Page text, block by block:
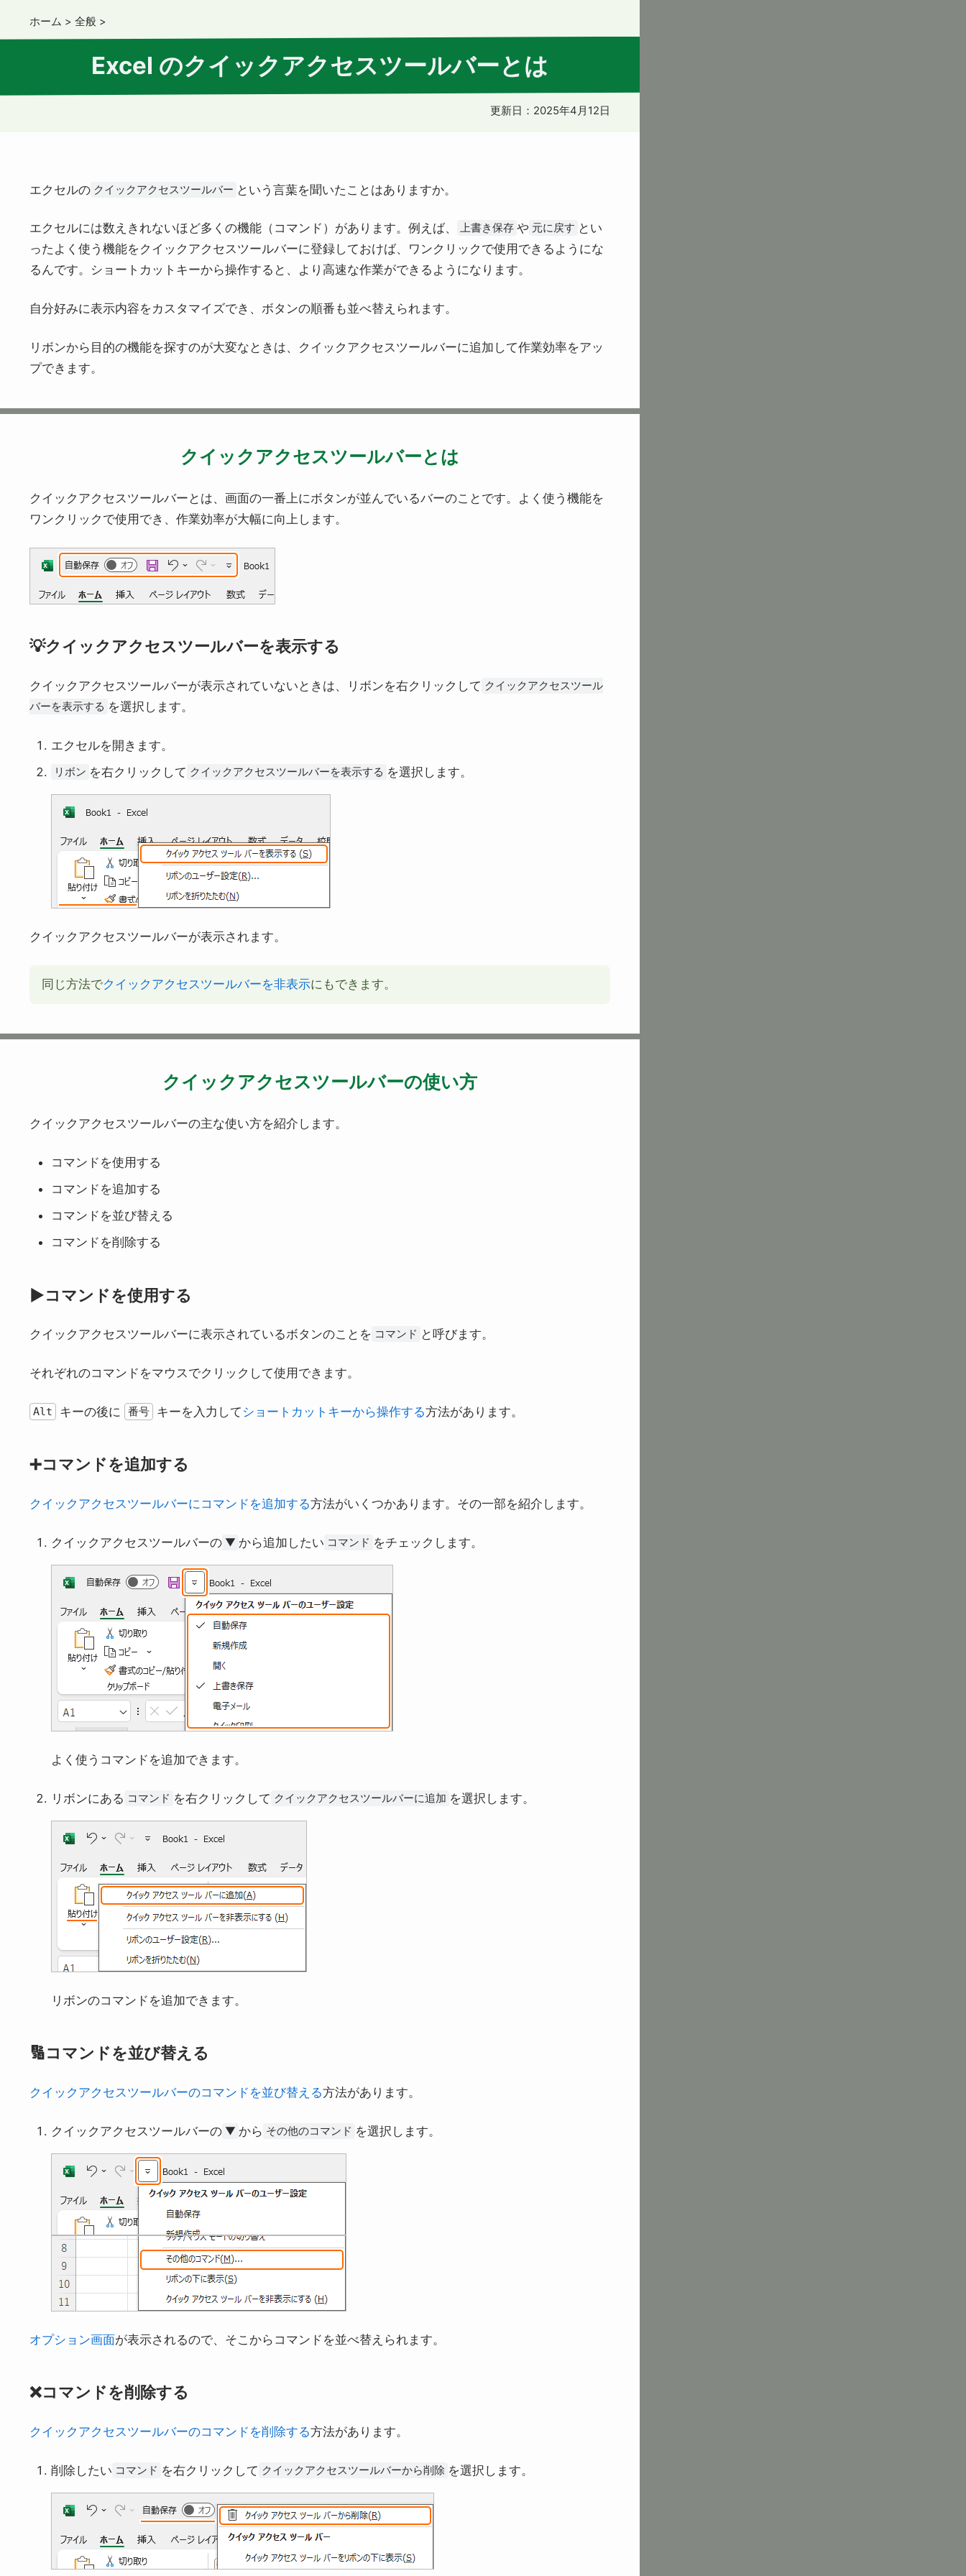
ホーム >全般 >
Excel のクイックアクセスツールバーとは
更新日： 2025年4月12日
エクセルの クイックアクセスツールバー という言葉を聞いたことはありますか。
エクセルには数えきれないほど多くの機能（コマンド）があります。例えば、 上書き保存 や 元に戻す とい
ったよく使う機能をクイックアクセスツールバーに登録しておけば、ワンクリックで使用できるようにな
るんです。ショートカットキーから操作すると、より高速な作業ができるようになります。
自分好みに表示内容をカスタマイズでき、ボタンの順番も並べ替えられます。
リボンから目的の機能を探すのが大変なときは、クイックアクセスツールバーに追加して作業効率をアッ
プできます。
クイックアクセスツールバーとは
クイックアクセスツールバーとは、画面の一番上にボタンが並んでいるバーのことです。よく使う機能を
ワンクリックで使用でき、作業効率が大幅に向上します。
💡クイックアクセスツールバーを表示する
クイックアクセスツールバーが表示されていないときは、リボンを右クリックして クイックアクセスツール
バーを表示する を選択します。
エクセルを開きます。
リボン を右クリックして クイックアクセスツールバーを表示する を選択します。
クイックアクセスツールバーが表示されます。
同じ方法でクイックアクセスツールバーを非表示にもできます。
クイックアクセスツールバーの使い方
クイックアクセスツールバーの主な使い方を紹介します。
コマンドを使用する
コマンドを追加する
コマンドを並び替える
コマンドを削除する
▶️コマンドを使用する
クイックアクセスツールバーに表示されているボタンのことを コマンド と呼びます。
それぞれのコマンドをマウスでクリックして使用できます。
Alt キーの後に 番号 キーを入力して ショートカットキーから操作する方法があります。
➕コマンドを追加する
クイックアクセスツールバーにコマンドを追加する方法がいくつかあります。その一部を紹介します。
クイックアクセスツールバーの ▼ から追加したい コマンド をチェックします。
よく使うコマンドを追加できます。
リボンにある コマンド を右クリックして クイックアクセスツールバーに追加 を選択します。
リボンのコマンドを追加できます。
🔢コマンドを並び替える
クイックアクセスツールバーのコマンドを並び替える方法があります。
クイックアクセスツールバーの ▼ から その他のコマンド を選択します。
オプション画面が表示されるので、そこからコマンドを並べ替えられます。
❌コマンドを削除する
クイックアクセスツールバーのコマンドを削除する方法があります。
削除したい コマンド を右クリックして クイックアクセスツールバーから削除 を選択します。